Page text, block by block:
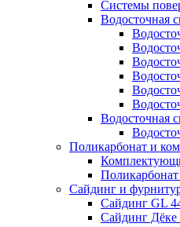
Системы
Водосточная
Водосточная
Поликарбонат и
Поликарбонат
Сайдинг и
Сайдинг GL
Сайдинг Дёке